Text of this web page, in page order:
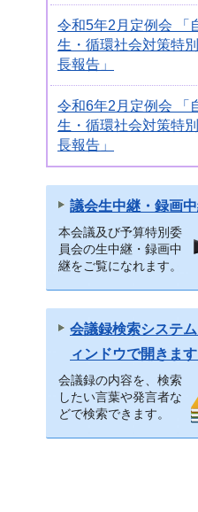
令和5年2月定例会 「
生・循環社会対策特
長報告」
令和6年2月定例会 「
生・循環社会対策特
長報告」
議会生中継・録画
本会議及び予算特別委
員会の生中継・録画中
継をご覧になれます。
会議録検索システ
ィンドウで開きます
会議録の内容を、検索
したい言葉や発言者な
どで検索できます。